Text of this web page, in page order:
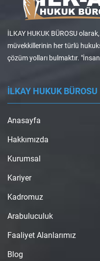
İLKAY HUKUK BÜROSU
müvekkillerinin her türlü
çözüm yolları bulmaktır.
İLKAY HUKUK BÜROSU
Anasayfa
Hakkımızda
Kurumsal
Kariyer
Kadromuz
Arabuluculuk
Faaliyet Alanlarımız
Blog